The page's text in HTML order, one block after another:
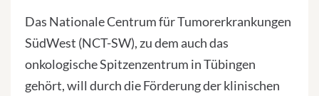
Das Nationale Centrum für Tumorerkrankungen
SüdWest (NCT-SW), zu dem auch das
onkologische Spitzenzentrum in Tübingen
gehört, will durch die Förderung der klinischen